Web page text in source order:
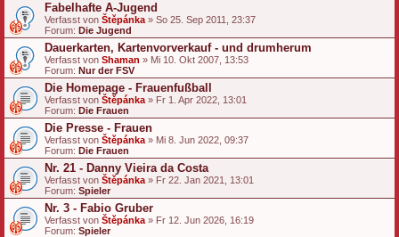
Fabelhafte A-Jugend
Verfasst von Štěpánka » So 25. Sep 2011, 23:37
Forum: Die Jugend
Dauerkarten, Kartenvorverkauf - und drumherum
Verfasst von Shaman » Mi 10. Okt 2007, 13:53
Forum: Nur der FSV
Die Homepage - Frauenfußball
Verfasst von Štěpánka » Fr 1. Apr 2022, 13:01
Forum: Die Frauen
Die Presse - Frauen
Verfasst von Štěpánka » Mi 8. Jun 2022, 09:37
Forum: Die Frauen
Nr. 21 - Danny Vieira da Costa
Verfasst von Štěpánka » Fr 22. Jan 2021, 13:01
Forum: Spieler
Nr. 3 - Fabio Gruber
Verfasst von Štěpánka » Fr 12. Jun 2026, 16:19
Forum: Spieler